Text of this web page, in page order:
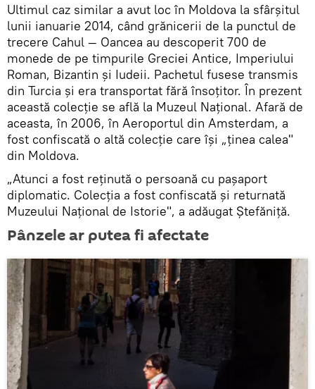
Ultimul caz similar a avut loc în Moldova la sfârșitul
lunii ianuarie 2014, când grănicerii de la punctul de
trecere Cahul — Oancea au descoperit 700 de
monede de pe timpurile Greciei Antice, Imperiului
Roman, Bizantin și Iudeii. Pachetul fusese transmis
din Turcia și era transportat fără însoțitor. În prezent
această colecție se află la Muzeul Național. Afară de
aceasta, în 2006, în Aeroportul din Amsterdam, a
fost confiscată o altă colecție care își „ținea calea"
din Moldova.
„Atunci a fost reținută o persoană cu pașaport
diplomatic. Colecția a fost confiscată și returnată
Muzeului Național de Istorie", a adăugat Ștefăniță.
Pânzele ar putea fi afectate